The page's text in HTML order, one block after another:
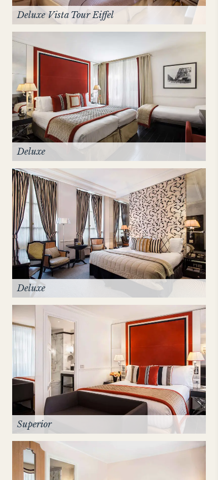
Deluxe Vista Tour Eiffel
Deluxe
Deluxe
Superior